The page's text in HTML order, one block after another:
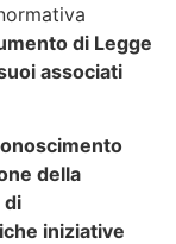
di Legge
associati
della
di
iniziative